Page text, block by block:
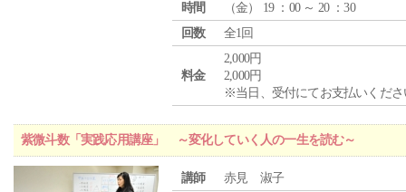
時間
（金） 19 ：00 ～ 20 ：30
回数
全1回
料金
2,000円
2,000円
※当日、受付にてお支払いくださ
紫微斗数「実践応用講座」 ～変化していく人の一生を読む～
講師 赤見 淑子